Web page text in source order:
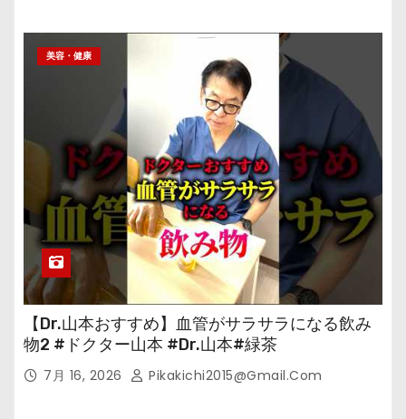
美容・健康
【Dr.山本おすすめ】血管がサラサラになる飲み
物2 #ドクター山本 #Dr.山本#緑茶
7月 16, 2026 Pikakichi2015@gmail.com